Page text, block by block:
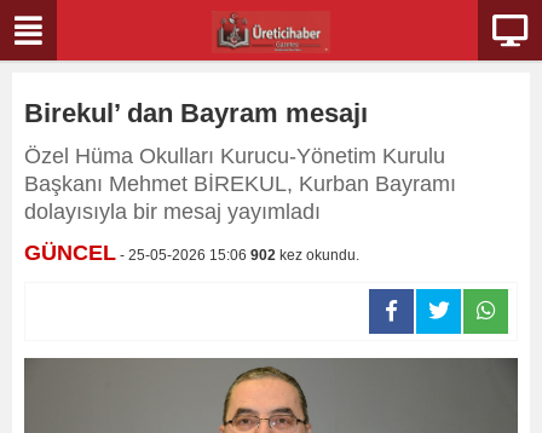
Birekul’ dan Bayram mesajı
Özel Hüma Okulları Kurucu-Yönetim Kurulu
Başkanı Mehmet BİREKUL, Kurban Bayramı
dolayısıyla bir mesaj yayımladı
GÜNCEL - 25-05-2026 15:06 902 kez okundu.